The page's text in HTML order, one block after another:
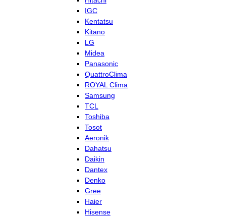
IGC
Kentatsu
Kitano
LG
Midea
Panasonic
QuattroClima
ROYAL Clima
Samsung
TCL
Toshiba
Tosot
Aeronik
Dahatsu
Daikin
Dantex
Denko
Gree
Haier
Hisense